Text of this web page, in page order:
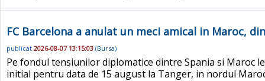
FC Barcelona a anulat un meci amical in Maroc,
publicat 2026-08-07 13:15:03 (Bursa)
Pe fondul tensiunilor diplomatice dintre Spania si Maroc
initial pentru data de 15 august la Tanger, in nordul